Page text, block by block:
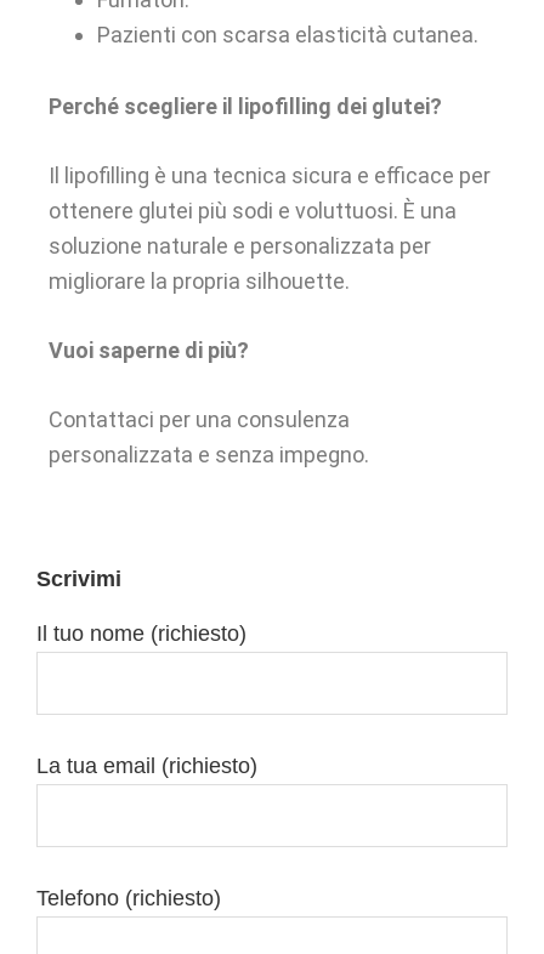
Pazienti con scarsa elasticità cutanea.
Perché scegliere il lipofilling dei glutei?
Il lipofilling è una tecnica sicura e efficace per
ottenere glutei più sodi e voluttuosi. È una
soluzione naturale e personalizzata per
migliorare la propria silhouette.
Vuoi saperne di più?
Contattaci per una consulenza
personalizzata e senza impegno.
Scrivimi
Il tuo nome (richiesto)
La tua email (richiesto)
Telefono (richiesto)